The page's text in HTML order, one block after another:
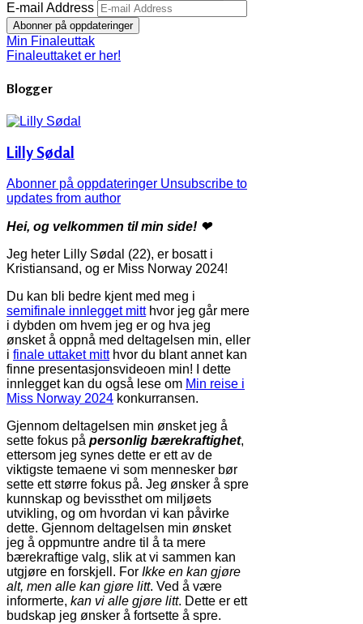
E-mail Address
Abonner på oppdateringer
Min Finaleuttak
Finaleuttaket er her!
Blogger
Lilly Sødal
Abonner på oppdateringer Unsubscribe to
updates from author
Hei, og velkommen til min side! ❤
Jeg heter Lilly Sødal (22), er bosatt i
Kristiansand, og er Miss Norway 2024!
Du kan bli bedre kjent med meg i
semifinale innlegget mitthvor jeg går mere
i dybden om hvem jeg er og hva jeg
ønsket å oppnå med deltagelsen min, eller
i finale uttaket mitthvor du blant annet kan
finne presentasjonsvideoen min! I dette
innlegget kan du også lese om Min reise i
Miss Norway 2024 konkurransen.
Gjennom deltagelsen min ønsket jeg å
sette fokus på personlig bærekraftighet,
ettersom jeg synes dette er ett av de
viktigste temaene vi som mennesker bør
sette ett større fokus på. Jeg ønsker å spre
kunnskap og bevissthet om miljøets
utvikling, og om hvordan vi kan påvirke
dette. Gjennom deltagelsen min ønsket
jeg å oppmuntre andre til å ta mere
bærekraftige valg, slik at vi sammen kan
utgjøre en forskjell. For Ikke en kan gjøre
alt, men alle kan gjøre litt. Ved å være
informerte, kan vi alle gjøre litt. Dette er ett
budskap jeg ønsker å fortsette å spre.